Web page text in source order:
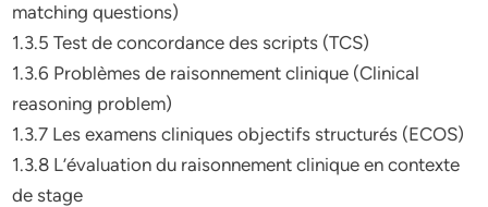
matching questions)
1.3.5 Test de concordance des scripts (TCS)
1.3.6 Problèmes de raisonnement clinique (Clinical
reasoning problem)
1.3.7 Les examens cliniques objectifs structurés (ECOS)
1.3.8 L’évaluation du raisonnement clinique en contexte
de stage